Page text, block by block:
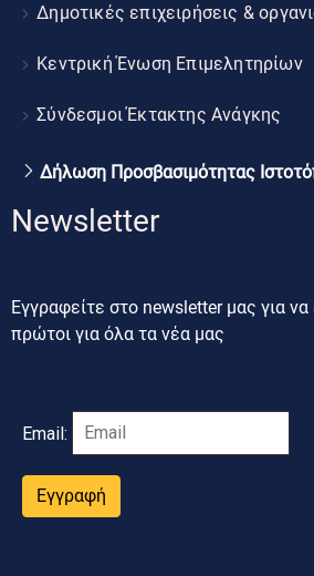
Δημοτικές επιχειρήσεις &
Κεντρική Ένωση Επιμελητηρίων
Σύνδεσμοι Έκτακτης Ανάγκης
Δήλωση Προσβασιμότητας
Newsletter
Εγγραφείτε στο newsletter μας για
πρώτοι για όλα τα νέα μας
Email:
Εγγραφή